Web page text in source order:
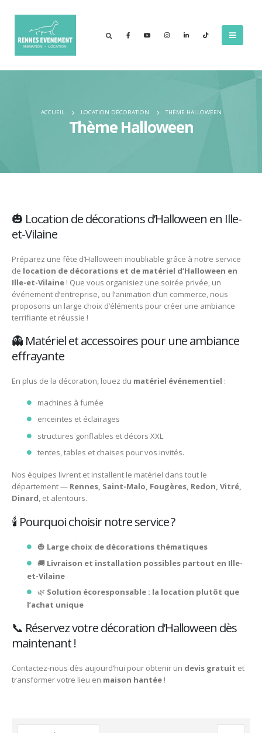
ACCUEIL LOCATION DÉCORATION THÈME HALLOWEEN
Thème Halloween
🎃 Location de décorations d’Halloween en Ille-
et-Vilaine
Préparez une fête d’Halloween inoubliable grâce à notre service
de location de décorations et de matériel d’Halloween en
Ille-et-Vilaine ! Que vous organisiez une soirée privée, un
événement d’entreprise, ou l’animation d’un commerce, nous
proposons un large choix d’éléments pour créer une ambiance
terrifiante et réussie !
👻 Matériel et accessoires pour une ambiance
effrayante
En plus de la décoration, louez du matériel événementiel :
machines à fumée
enceintes et éclairages
structures gonflables et décors XXL
tentes, tables et chaises pour vos invités.
Nos équipes livrent et installent le matériel dans tout le
département — Rennes, Saint-Malo, Fougères, Redon, Vitré,
Dinard, et alentours.
🕯️ Pourquoi choisir notre service ?
🎃 Large choix de décorations thématiques
🚚 Livraison et installation possibles partout en Ille-
et-Vilaine
🌿 Solution écoresponsable : la location plutôt que
l’achat unique
📞 Réservez votre décoration d’Halloween dès
maintenant !
Contactez-nous dès aujourd’hui pour obtenir un devis gratuit et
transformer votre lieu en maison hantée !